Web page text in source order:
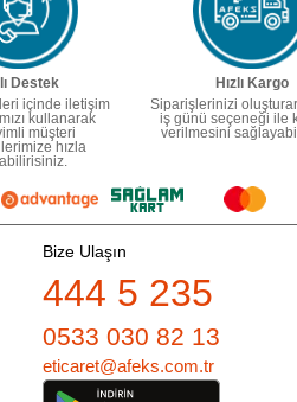
Destek
içinde iletişim
kullanarak
müşteri
hızla
Hızlı Kargo
Siparişlerinizi
iş günü seçeneği ile
verilmesini
Bize Ulaşın
444 5 235
0533 030 82 13
eticaret@afeks.com.tr